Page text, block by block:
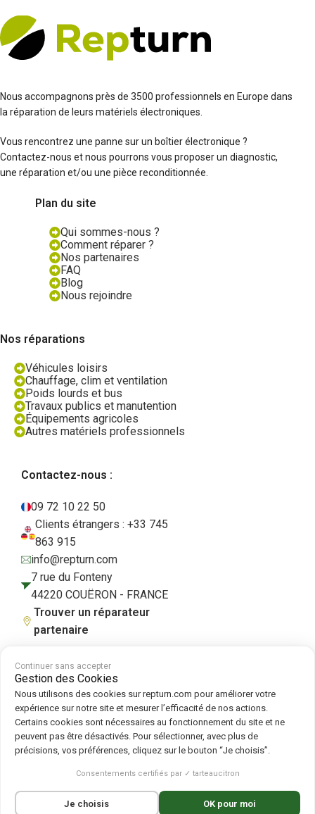
Nous accompagnons près de 3500 professionnels en Europe dans
la réparation de leurs matériels électroniques.
Vous rencontrez une panne sur un boîtier électronique ?
Contactez-nous et nous pourrons vous proposer un diagnostic,
une réparation et/ou une pièce reconditionnée.
Plan du site
Qui sommes-nous ?
Comment réparer ?
Nos partenaires
FAQ
Blog
Nous rejoindre
Nos réparations
Véhicules loisirs
Chauffage, clim et ventilation
Poids lourds et bus
Travaux publics et manutention
Équipements agricoles
Autres matériels professionnels
Contactez-nous :
09 72 10 22 50
Clients étrangers : +33 745
863 915
info@repturn.com
7 rue du Fonteny
44220 COUËRON - FRANCE
Trouver un réparateur
partenaire
CGV| Mentions légales Politique de confidentialité |Cookies
de cookies
Suivez-nous sur :
Repturn 2026
Continuer sans accepter
Gestion des Cookies
Nous utilisons des cookies sur repturn.com pour améliorer votre
expérience sur notre site et mesurer l’efficacité de nos actions.
Certains cookies sont nécessaires au fonctionnement du site et ne
peuvent pas être désactivés. Pour sélectionner, avec plus de
précisions, vos préférences, cliquez sur le bouton “Je choisis”.
Consentements certifiés par ✓ tarteaucitron
Je choisis OK pour moi
Français English(Anglais
)